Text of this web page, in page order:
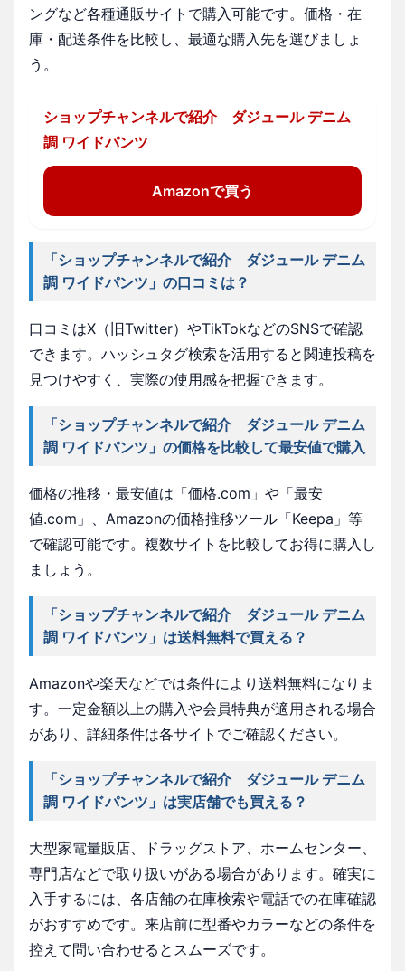
ングなど各種通販サイトで購入可能です。価格・在
庫・配送条件を比較し、最適な購入先を選びましょ
う。
ショップチャンネルで紹介 ダジュール デニム
調 ワイドパンツ
Amazonで買う
「ショップチャンネルで紹介 ダジュール デニム
調 ワイドパンツ」の口コミは？
口コミはX（旧Twitter）やTikTokなどのSNSで確認
できます。ハッシュタグ検索を活用すると関連投稿を
見つけやすく、実際の使用感を把握できます。
「ショップチャンネルで紹介 ダジュール デニム
調 ワイドパンツ」の価格を比較して最安値で購入
価格の推移・最安値は「価格.com」や「最安
値.com」、Amazonの価格推移ツール「Keepa」等
で確認可能です。複数サイトを比較してお得に購入し
ましょう。
「ショップチャンネルで紹介 ダジュール デニム
調 ワイドパンツ」は送料無料で買える？
Amazonや楽天などでは条件により送料無料になりま
す。一定金額以上の購入や会員特典が適用される場合
があり、詳細条件は各サイトでご確認ください。
「ショップチャンネルで紹介 ダジュール デニム
調 ワイドパンツ」は実店舗でも買える？
大型家電量販店、ドラッグストア、ホームセンター、
専門店などで取り扱いがある場合があります。確実に
入手するには、各店舗の在庫検索や電話での在庫確認
がおすすめです。来店前に型番やカラーなどの条件を
控えて問い合わせるとスムーズです。